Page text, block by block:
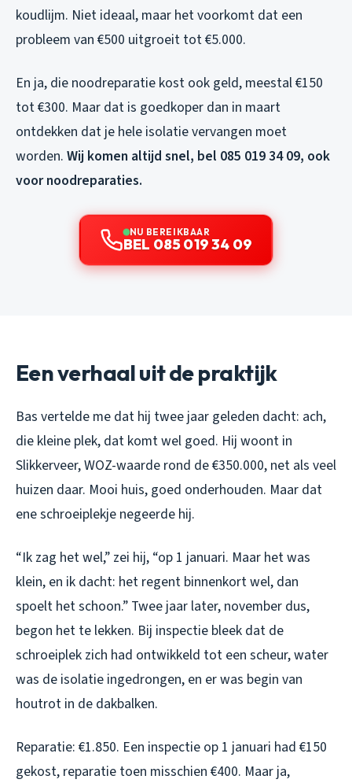
koudlijm. Niet ideaal, maar het voorkomt dat een
probleem van €500 uitgroeit tot €5.000.
En ja, die noodreparatie kost ook geld, meestal €150
tot €300. Maar dat is goedkoper dan in maart
ontdekken dat je hele isolatie vervangen moet
worden. Wij komen altijd snel, bel 085 019 34 09, ook
voor noodreparaties.
NU BEREIKBAAR
BEL 085 019 34 09
Een verhaal uit de praktijk
Bas vertelde me dat hij twee jaar geleden dacht: ach,
die kleine plek, dat komt wel goed. Hij woont in
Slikkerveer, WOZ-waarde rond de €350.000, net als veel
huizen daar. Mooi huis, goed onderhouden. Maar dat
ene schroeiplekje negeerde hij.
“Ik zag het wel,” zei hij, “op 1 januari. Maar het was
klein, en ik dacht: het regent binnenkort wel, dan
spoelt het schoon.” Twee jaar later, november dus,
begon het te lekken. Bij inspectie bleek dat de
schroeiplek zich had ontwikkeld tot een scheur, water
was de isolatie ingedrongen, en er was begin van
houtrot in de dakbalken.
Reparatie: €1.850. Een inspectie op 1 januari had €150
gekost, reparatie toen misschien €400. Maar ja,